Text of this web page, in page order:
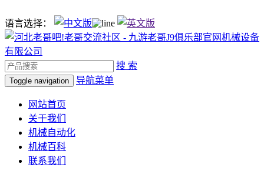
语言选择：
搜 索
Toggle navigation 导航菜单
网站首页
关于我们
机械自动化
机械百科
联系我们